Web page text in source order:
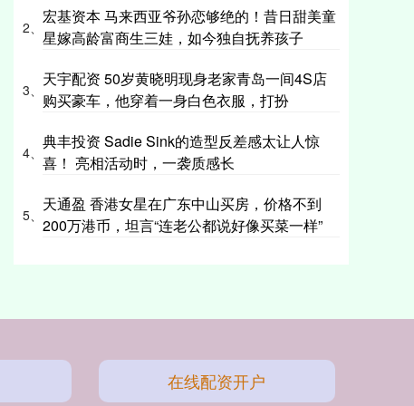
2、
宏基资本 马来西亚爷孙恋够绝的！昔日甜美童
星嫁高龄富商生三娃，如今独自抚养孩子
3、
天宇配资 50岁黄晓明现身老家青岛一间4S店
购买豪车，他穿着一身白色衣服，打扮
4、
典丰投资 Sadie Sink的造型反差感太让人惊
喜！ 亮相活动时，一袭质感长
5、
天通盈 香港女星在广东中山买房，价格不到
200万港币，坦言“连老公都说好像买菜一样”
在线配资开户